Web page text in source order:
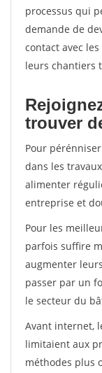
processus qui
demande de
contact avec
leurs chantiers
trouver
Pour
dans les
alimenter
entreprise et
Pour les
parfois suffire
augmenter
passer par un
le secteur du
Avant internet,
limitaient aux
méthodes plus